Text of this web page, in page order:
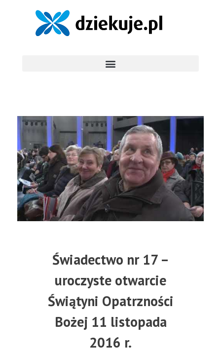
Świadectwo nr 17 –
uroczyste otwarcie
Świątyni Opatrzności
Bożej 11 listopada
2016 r.